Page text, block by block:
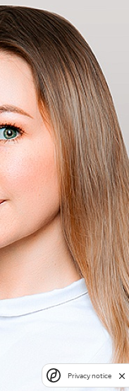
Privacy notice